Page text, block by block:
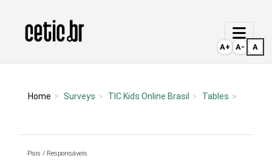
Página inicial
Home Surveys TIC Kids Online Brasil Tables
Pais / Responsáveis
A+ A- A